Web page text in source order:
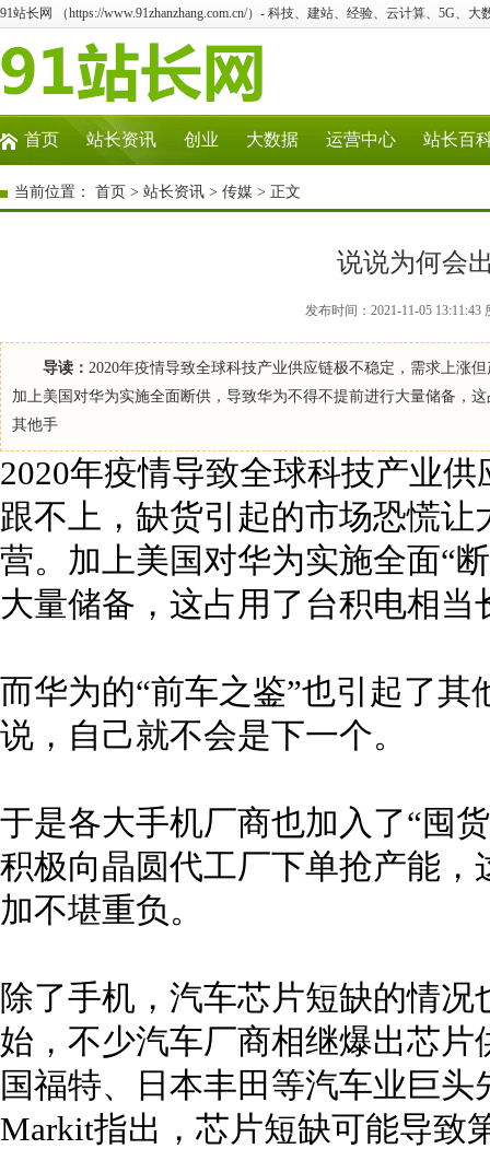
91站长网 （https://www.91zhanzhang.com.cn/）- 科技、建站、经验、云计算、5G、大
首页 站长资讯 创业 大数据 运营中心 站长百
当前位置： 首页 > 站长资讯 > 传媒 > 正文
说说为何会
发布时间：2021-11-05
导读： 2020年疫情导致全球科技产业供应链极不稳定，需求上涨
加上美国对华为实施全面断供，导致华为不得不提前进行大量储备，
其他手
2020年疫情导致全球科技产业
跟不上，缺货引起的市场恐慌让
营。加上美国对华为实施全面“
大量储备，这占用了台积电相当
而华为的“前车之鉴”也引起了
说，自己就不会是下一个。
于是各大手机厂商也加入了“囤
积极向晶圆代工厂下单抢产能
加不堪重负。
除了手机，汽车芯片短缺的情
始，不少汽车厂商相继爆出芯
国福特、日本丰田等汽车业巨
Markit指出，芯片短缺可能导致